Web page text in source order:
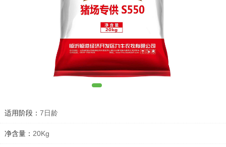
3 4
适用阶段： 7日龄
净含量： 20Kg